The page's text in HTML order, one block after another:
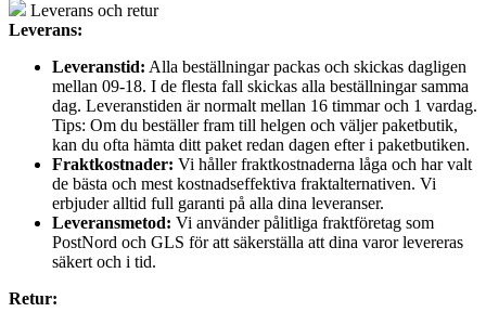
Leverans och retur
Leverans:
Leveranstid: Alla beställningar packas och skickas dagligen
mellan 09-18. I de flesta fall skickas alla beställningar samma
dag. Leveranstiden är normalt mellan 16 timmar och 1 vardag.
Tips: Om du beställer fram till helgen och väljer paketbutik,
kan du ofta hämta ditt paket redan dagen efter i paketbutiken.
Fraktkostnader: Vi håller fraktkostnaderna låga och har valt
de bästa och mest kostnadseffektiva fraktalternativen. Vi
erbjuder alltid full garanti på alla dina leveranser.
Leveransmetod: Vi använder pålitliga fraktföretag som
PostNord och GLS för att säkerställa att dina varor levereras
säkert och i tid.
Retur: